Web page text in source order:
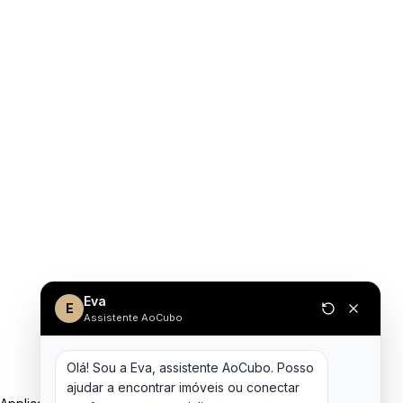
E Eva
Assistente AoCubo
Olá! Sou a Eva, assistente AoCubo. Posso
ajudar a encontrar imóveis ou conectar